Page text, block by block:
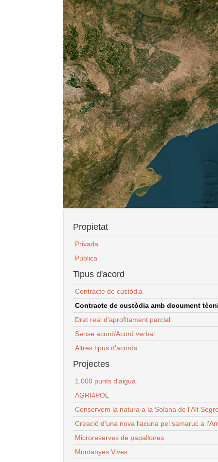
Propietat
Privada
Pública
Tipus d'acord
Contracte de custòdia
Contracte de custòdia amb document
Dret real d'aprofitament parcial
Sense acord/Acord verbal
Altres tipus d'acords
Projectes
1.000 punts d'aigua
AGRI4POL
Conservem la natura a la Solana de l'Alt
Creació d'una nova llacuna pel samaruc a
Microreserves de papallones
Muntanyes Vives